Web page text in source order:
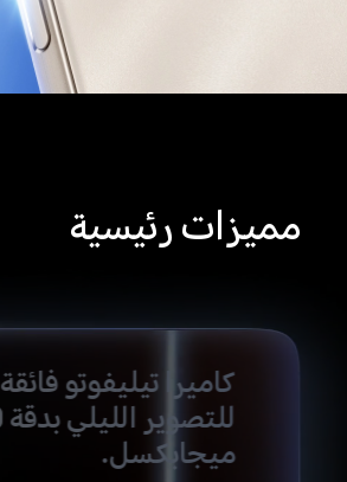
مميزات رئيسية
كاميرا تيليفوتو فائقة
للتصوير
ميجابكسل.